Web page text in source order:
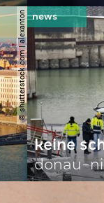
© shutterstock.com | alexanton
keine
donau-